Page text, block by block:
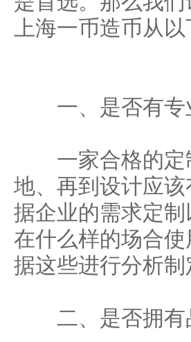
上海一币造币从
一、是否有专
一家合格的定
地、再到设计应
据企业的需求定
在什么样的场合
据这些进行分析
二、是否拥有